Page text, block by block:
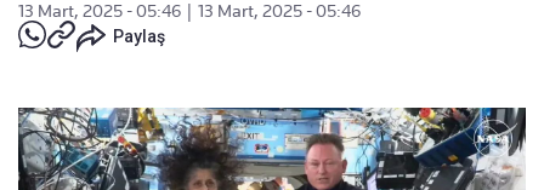
13 Mart, 2025 - 05:46
13 Mart, 2025 - 05:46
Paylaş